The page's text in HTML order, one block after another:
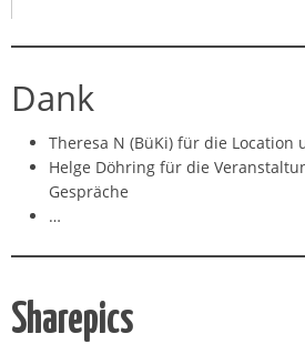
Dank
Theresa N (BüKi) für die Location
Helge Döhring für die
Gespräche
…
Sharepics